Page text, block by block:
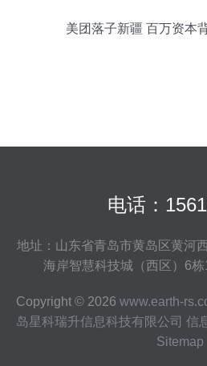
美团落子新疆 百万资本
电话：
地址：山东省青岛市黄岛区黄河
海岸智慧科技城（西区）6栋
Copyright © 2026 www.earth-
岛星科瑞升信息科技有限公司 信
Sitemap